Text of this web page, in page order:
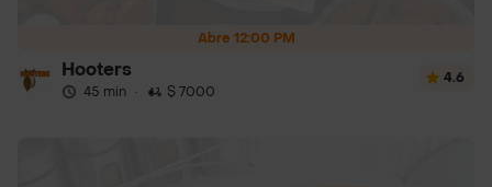
Abre 12:00 PM
Hooters
45 min · $ 7000
4.6